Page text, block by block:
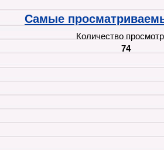
Самые
Количество
74